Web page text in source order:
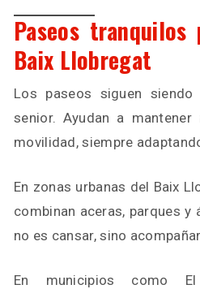
Paseos
Baix Llobregat
Los paseos siguen
senior. Ayudan a
movilidad, siempre
En zonas urbanas del Baix
combinan aceras, parques y
no es cansar, sino
En municipios como